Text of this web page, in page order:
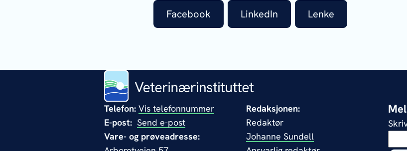
Facebook LinkedIn Lenke
Telefon: Vis telefonnummer
E-post: Send e-post
Vare- og prøveadresse:
Redaksjonen:
Redaktør
Johanne Sundell